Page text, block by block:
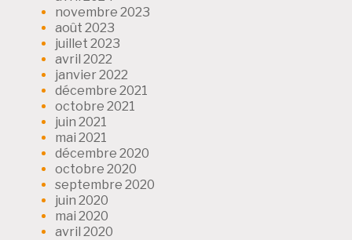
novembre 2023
août 2023
juillet 2023
avril 2022
janvier 2022
décembre 2021
octobre 2021
juin 2021
mai 2021
décembre 2020
octobre 2020
septembre 2020
juin 2020
mai 2020
avril 2020